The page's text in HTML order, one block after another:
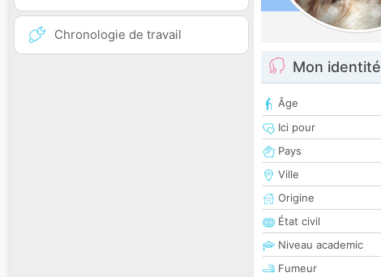
Chronologie de travail
Mon identité
Âge
Ici pour
Pays
Ville
Origine
État civil
Niveau academic
Fumeur